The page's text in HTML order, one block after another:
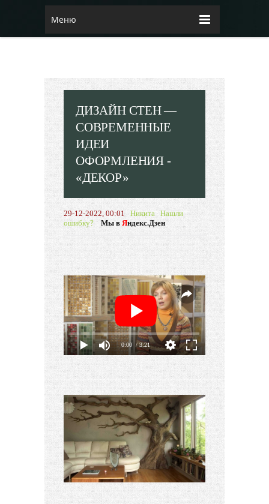
Меню
ДИЗАЙН СТЕН —
СОВРЕМЕННЫЕ
ИДЕИ
ОФОРМЛЕНИЯ -
«ДЕКОР»
29-12-2022, 00:01 Никита Нашли
ошибку?
Мы в Яндекс.Дзен
0:00 / 3:21